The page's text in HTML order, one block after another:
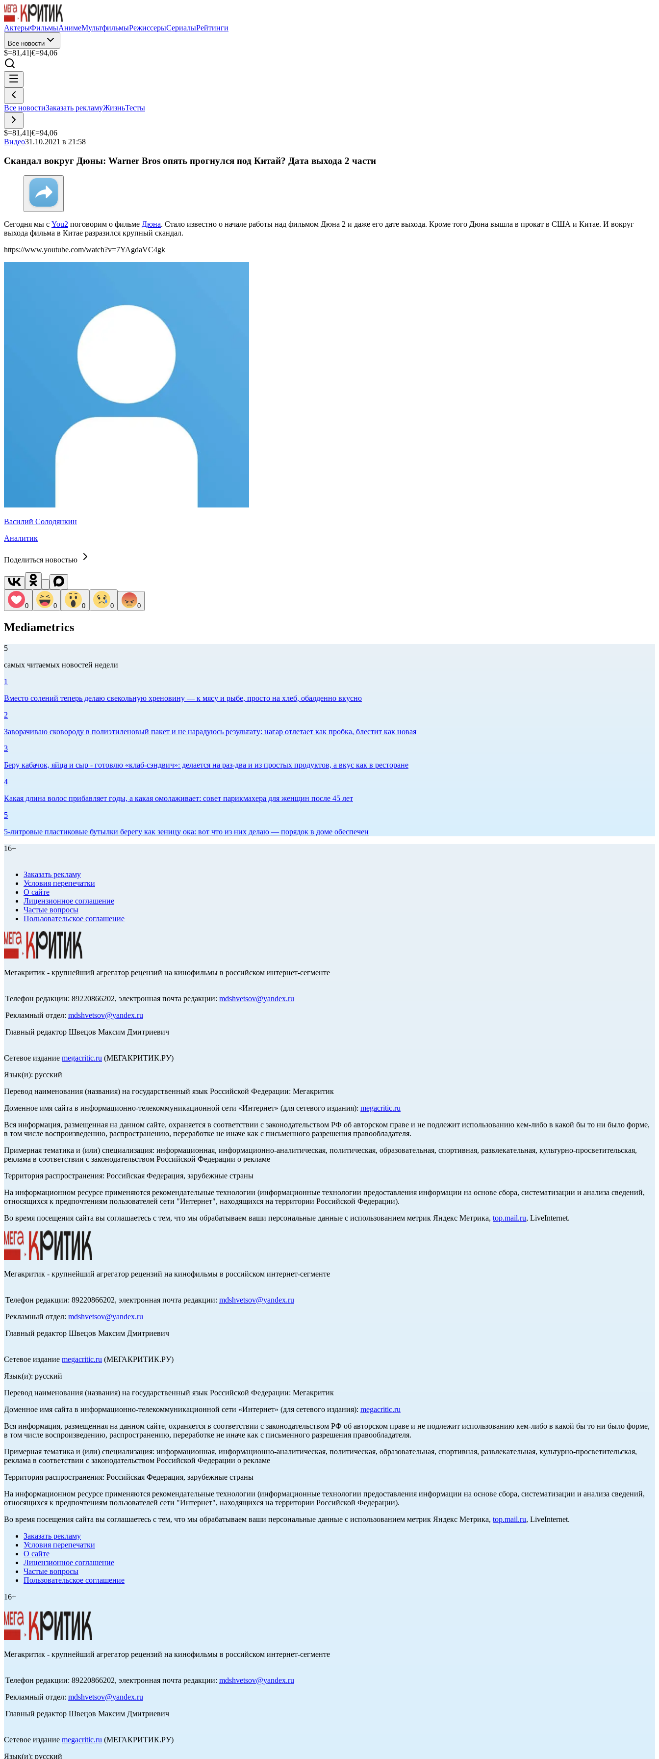
АктерыФильмыАнимеМультфильмыРежиссерыСериалыРейтинги
Все новости
$=81,41 |€=94,06
Все новостиЗаказать рекламуЖизньТесты
$=81,41 |€=94,06
Видео31.10.2021 в 21:58
Скандал вокруг Дюны: Warner Bros опять прогнулся под Китай? Дата выхода 2 части
Сегодня мы с You2 поговорим о фильме Дюна. Стало известно о начале работы над фильмом Дюна 2 и даже его дате выхода. Кроме того Дюна вышла в прокат в США и Китае. И вокруг
выхода фильма в Китае разразился крупный скандал.
https://www.youtube.com/watch?v=7YAgdaVC4gk
Василий Солодянкин
Аналитик
Поделиться новостью
0 0 0 0 0
Mediametrics
5
самых читаемых новостей недели
1
Вместо солений теперь делаю свекольную хреновину — к мясу и рыбе, просто на хлеб, обалденно вкусно
2
Заворачиваю сковороду в полиэтиленовый пакет и не нарадуюсь результату: нагар отлетает как пробка, блестит как новая
3
Беру кабачок, яйца и сыр - готовлю «клаб-сэндвич»: делается на раз-два и из простых продуктов, а вкус как в ресторане
4
Какая длина волос прибавляет годы, а какая омолаживает: совет парикмахера для женщин после 45 лет
5
5-литровые пластиковые бутылки берегу как зеницу ока: вот что из них делаю — порядок в доме обеспечен
16+
Заказать рекламу
Условия перепечатки
О сайте
Лицензионное соглашение
Частые вопросы
Пользовательское соглашение
Мегакритик - крупнейший агрегатор рецензий на кинофильмы в российском интернет-сегменте
Телефон редакции: 89220866202, электронная почта редакции: mdshvetsov@yandex.ru
Рекламный отдел: mdshvetsov@yandex.ru
Главный редактор Швецов Максим Дмитриевич
Сетевое издание megacritic.ru (МЕГАКРИТИК.РУ)
Язык(и): русский
Перевод наименования (названия) на государственный язык Российской Федерации: Мегакритик
Доменное имя сайта в информационно-телекоммуникационной сети «Интернет» (для сетевого издания): megacritic.ru
Вся информация, размещенная на данном сайте, охраняется в соответствии с законодательством РФ об авторском праве и не подлежит использованию кем-либо в какой бы то ни было форме,
в том числе воспроизведению, распространению, переработке не иначе как с письменного разрешения правообладателя.
Примерная тематика и (или) специализация: информационная, информационно-аналитическая, политическая, образовательная, спортивная, развлекательная, культурно-просветительская,
реклама в соответствии с законодательством Российской Федерации о рекламе
Территория распространения: Российская Федерация, зарубежные страны
На информационном ресурсе применяются рекомендательные технологии (информационные технологии предоставления информации на основе сбора, систематизации и анализа сведений,
относящихся к предпочтениям пользователей сети "Интернет", находящихся на территории Российской Федерации).
Во время посещения сайта вы соглашаетесь с тем, что мы обрабатываем ваши персональные данные с использованием метрик Яндекс Метрика, top.mail.ru, LiveInternet.
Мегакритик - крупнейший агрегатор рецензий на кинофильмы в российском интернет-сегменте
Телефон редакции: 89220866202, электронная почта редакции: mdshvetsov@yandex.ru
Рекламный отдел: mdshvetsov@yandex.ru
Главный редактор Швецов Максим Дмитриевич
Сетевое издание megacritic.ru (МЕГАКРИТИК.РУ)
Язык(и): русский
Перевод наименования (названия) на государственный язык Российской Федерации: Мегакритик
Доменное имя сайта в информационно-телекоммуникационной сети «Интернет» (для сетевого издания): megacritic.ru
Вся информация, размещенная на данном сайте, охраняется в соответствии с законодательством РФ об авторском праве и не подлежит использованию кем-либо в какой бы то ни было форме,
в том числе воспроизведению, распространению, переработке не иначе как с письменного разрешения правообладателя.
Примерная тематика и (или) специализация: информационная, информационно-аналитическая, политическая, образовательная, спортивная, развлекательная, культурно-просветительская,
реклама в соответствии с законодательством Российской Федерации о рекламе
Территория распространения: Российская Федерация, зарубежные страны
На информационном ресурсе применяются рекомендательные технологии (информационные технологии предоставления информации на основе сбора, систематизации и анализа сведений,
относящихся к предпочтениям пользователей сети "Интернет", находящихся на территории Российской Федерации).
Во время посещения сайта вы соглашаетесь с тем, что мы обрабатываем ваши персональные данные с использованием метрик Яндекс Метрика, top.mail.ru, LiveInternet.
Заказать рекламу
Условия перепечатки
О сайте
Лицензионное соглашение
Частые вопросы
Пользовательское соглашение
16+
Мегакритик - крупнейший агрегатор рецензий на кинофильмы в российском интернет-сегменте
Телефон редакции: 89220866202, электронная почта редакции: mdshvetsov@yandex.ru
Рекламный отдел: mdshvetsov@yandex.ru
Главный редактор Швецов Максим Дмитриевич
Сетевое издание megacritic.ru (МЕГАКРИТИК.РУ)
Язык(и): русский